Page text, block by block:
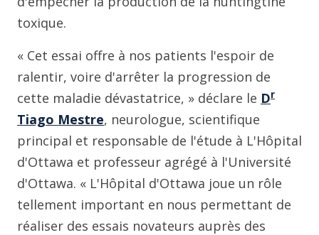
toxique.
« Cet essai offre à nos patients l'espoir de
ralentir, voire d'arrêter la progression de
cette maladie dévastatrice, » déclare le Dr
Tiago Mestre, neurologue, scientifique
principal et responsable de l'étude à L'Hôpital
d'Ottawa et professeur agrégé à l'Université
d'Ottawa. « L'Hôpital d'Ottawa joue un rôle
tellement important en nous permettant de
réaliser des essais novateurs auprès des